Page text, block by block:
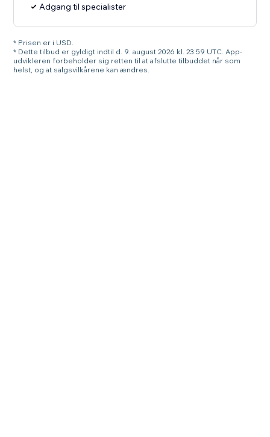
Adgang til specialister
* Prisen er i USD.
* Dette tilbud er gyldigt indtil d. 9. august 2026 kl. 23.59 UTC. App-
udvikleren forbeholder sig retten til at afslutte tilbuddet når som
helst, og at salgsvilkårene kan ændres.